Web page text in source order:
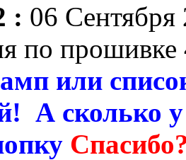
: 06
по прошивке
или
А сколько